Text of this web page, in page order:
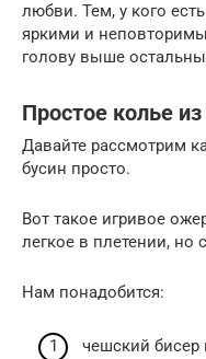
любви. Тем, у кого
яркими и
голову выше
Простое колье
Давайте рассмотрим
бусин просто.
Вот такое игривое
легкое в плетении, но
Нам понадобится:
чешский бисер